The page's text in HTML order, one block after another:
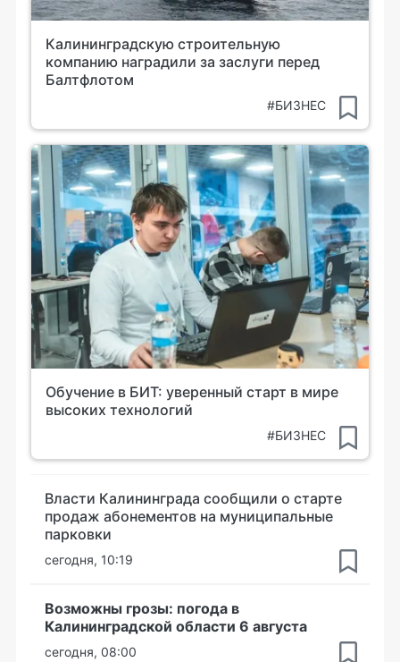
Калининградскую строительную
компанию наградили за заслуги перед
Балтфлотом
#БИЗНЕС
Обучение в БИТ: уверенный старт в мире
высоких технологий
#БИЗНЕС
Власти Калининграда сообщили о старте
продаж абонементов на муниципальные
парковки
сегодня, 10:19
Возможны грозы: погода в
Калининградской области 6 августа
сегодня, 08:00